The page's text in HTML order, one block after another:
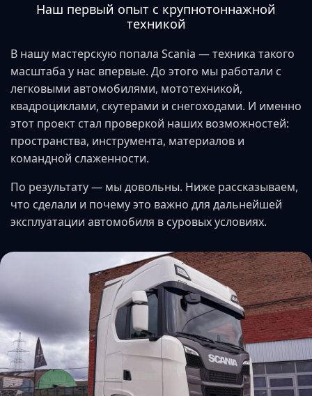
Наш первый опыт с крупнотоннажной
техникой
В нашу мастерскую попала Scania — техника такого
масштаба у нас впервые. До этого мы работали с
легковыми автомобилями, мототехникой,
квадроциклами, скутерами и снегоходами. И именно
этот проект стал проверкой наших возможностей:
пространства, инструмента, материалов и
командной слаженности.
По результату — мы довольны. Ниже рассказываем,
что сделали и почему это важно для дальнейшей
эксплуатации автомобиля в суровых условиях.